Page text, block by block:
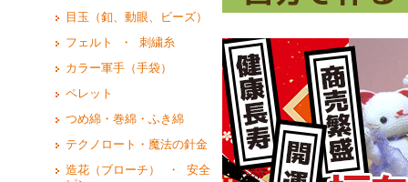
目玉（釦、動眼、ビーズ）
フェルト ・ 刺繍糸
カラー軍手（手袋）
ペレット
つめ綿・巻綿・ふき綿
テクノロート・魔法の針金
造花（ブローチ） ・ 安全